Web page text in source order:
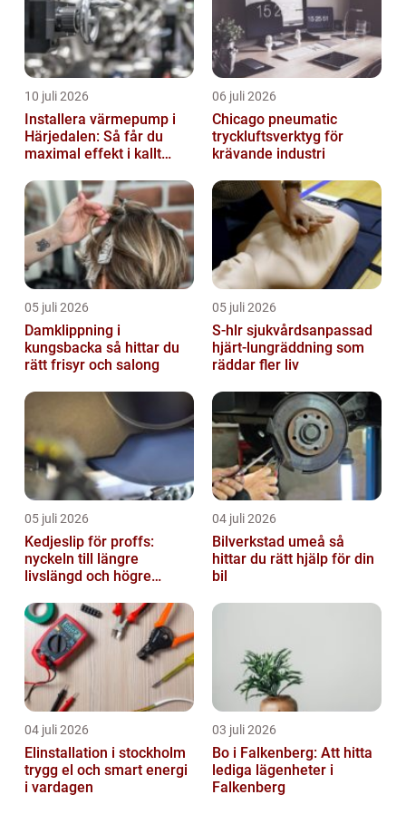
10 juli 2026
Installera värmepump i
Härjedalen: Så får du
maximal effekt i kallt
06 juli 2026
Chicago pneumatic
tryckluftsverktyg för
krävande industri
05 juli 2026
Damklippning i
kungsbacka så hittar du
rätt frisyr och salong
05 juli 2026
S-hlr sjukvårdsanpassad
hjärt-lungräddning som
räddar fler liv
05 juli 2026
Kedjeslip för proffs:
nyckeln till längre
livslängd och högre
04 juli 2026
Bilverkstad umeå så
hittar du rätt hjälp för din
bil
04 juli 2026
Elinstallation i stockholm
trygg el och smart energi
i vardagen
03 juli 2026
Bo i Falkenberg: Att hitta
lediga lägenheter i
Falkenberg